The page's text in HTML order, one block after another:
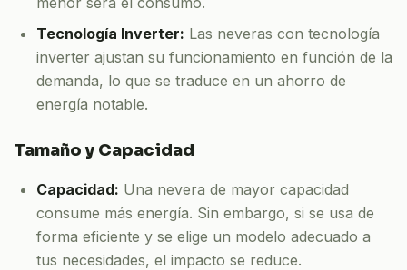
Tecnología Inverter: Las neveras con tecnología
inverter ajustan su funcionamiento en función de la
demanda, lo que se traduce en un ahorro de
energía notable.
Tamaño y Capacidad
Capacidad: Una nevera de mayor capacidad
consume más energía. Sin embargo, si se usa de
forma eficiente y se elige un modelo adecuado a
tus necesidades, el impacto se reduce.